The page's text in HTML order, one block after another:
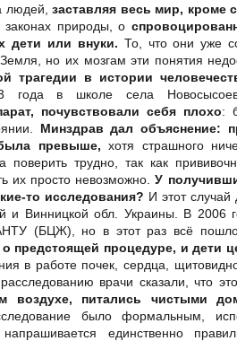
людей,заставляя весь мир, кроме
природы, о
дети или внуки. То, что они уже
но их мозгам эти понятия
трагедии в истории
года в школе села
почувствовали себя плохо:
Минздрав дал объяснение:
превыше, хотя страшного
поверить трудно, так как
их просто невозможно.У
то исследования? И этот
и Винницкой обл. Украины. В 2006
(БЦЖ), но в этот раз всё
предстоящей процедуре, и дети
в работе почек, сердца,
врачи сказали, что
воздухе, питались чистыми
было формальным,
единственно